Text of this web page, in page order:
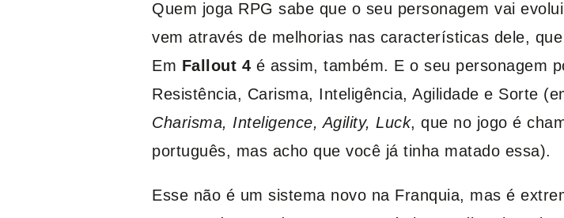
Quem joga RPG sabe que o seu personagem vai
vem através de melhorias nas características dele,
Em Fallout 4 é assim, também. E o seu personagem
Resistência, Carisma, Inteligência, Agilidade e Sorte
Charisma, Inteligence, Agility, Luck, que no jogo é
português, mas acho que você já tinha matado essa).
Esse não é um sistema novo na Franquia, mas é